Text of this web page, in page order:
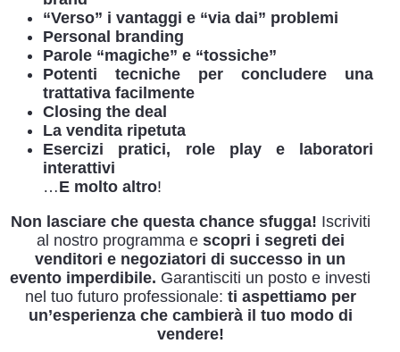
“Verso” i vantaggi e “via dai” problemi
Personal branding
Parole “magiche” e “tossiche”
Potenti tecniche per concludere una
trattativa facilmente
Closing the deal
La vendita ripetuta
Esercizi pratici, role play e laboratori
interattivi
…E molto altro!
Non lasciare che questa chance sfugga! Iscriviti
al nostro programma e scopri i segreti dei
venditori e negoziatori di successo in un
evento imperdibile. Garantisciti un posto e investi
nel tuo futuro professionale: ti aspettiamo per
un’esperienza che cambierà il tuo modo di
vendere!